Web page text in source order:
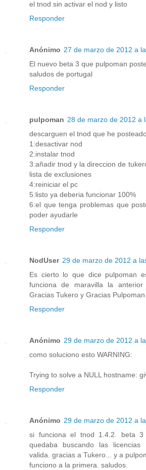
el tnod sin activar el nod y listo
Responder
Anónimo 27 de marzo de 2012 a
El nuevo beta 3 que pulpoman
saludos de portugal
Responder
pulpoman 28 de marzo de 2012 a
descarguen el tnod que he
1:desactivar nod
2:instalar tnod
3:añadir tnod y la direccion de
lista de exclusiones
4:reiniciar el pc
5:listo ya deberia funcionar 100%
6:el que tenga problemas que
poder ayudarle
Responder
NodUser 29 de marzo de 2012 a
Es cierto lo que dice pulpoman
funciona de maravilla la
Gracias Tukero y Gracias Pulpoman
Responder
Anónimo 29 de marzo de 2012 a
como soluciono esto WARNING:
Trying to solve a NULL hostname:
Responder
Anónimo 29 de marzo de 2012 a
si funciona el tnod 1.4.2. beta
quedaba buscando las
valida. gracias a Tukero... y a
funciono a la primera. saludos.